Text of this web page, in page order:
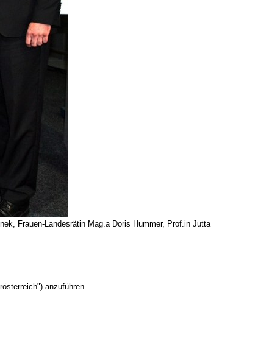
Frauen-Landesrätin Mag.a Doris Hummer, Prof.in Jutta
anzuführen.